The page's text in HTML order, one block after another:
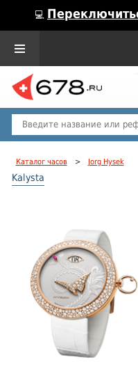
💻
Каталог часов > Jorg Hysek
Kalysta